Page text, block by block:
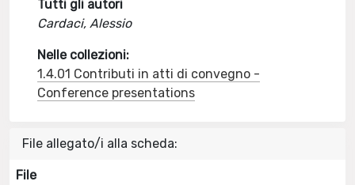
Tutti gli autori
Cardaci, Alessio
Nelle collezioni:
1.4.01 Contributi in atti di convegno -
Conference presentations
File allegato/i alla scheda:
File